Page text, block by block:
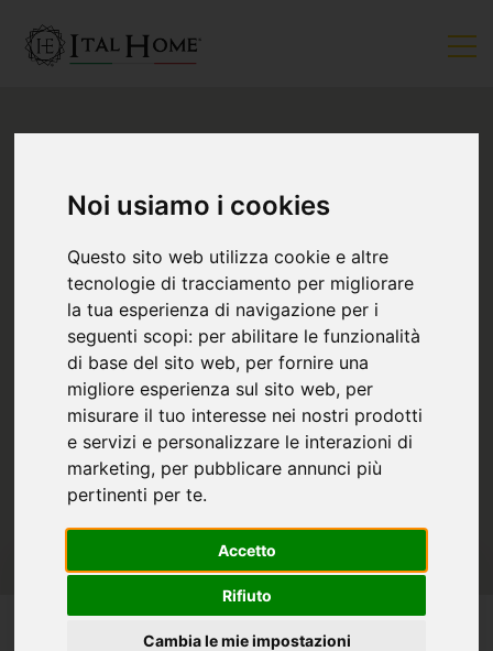
Noi usiamo i cookies
Questo sito web utilizza cookie e altre
tecnologie di tracciamento per migliorare
la tua esperienza di navigazione per i
seguenti scopi: per abilitare le funzionalità
di base del sito web, per fornire una
migliore esperienza sul sito web, per
misurare il tuo interesse nei nostri prodotti
e servizi e personalizzare le interazioni di
marketing, per pubblicare annunci più
pertinenti per te.
Accetto
Rifiuto
Cambia le mie impostazioni
IN VENDITA